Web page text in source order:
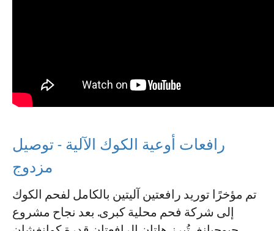
رافعات أوعية الكوك الآلية - توصيل
مزدوج
تم مؤخرًا توريد رافعتين آليتين بالكامل لفحم الكوك
إلى شركة فحم محلية كبرى. بعد نجاح مشروع